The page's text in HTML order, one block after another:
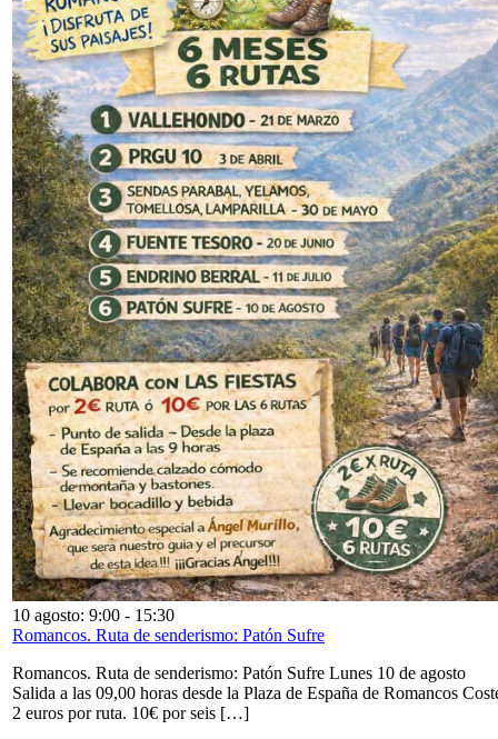
10 agosto: 9:00 - 15:30
Romancos. Ruta de senderismo: Patón Sufre
Romancos. Ruta de senderismo: Patón Sufre Lunes 10 de agosto
Salida a las 09,00 horas desde la Plaza de España de Romancos
2 euros por ruta. 10€ por seis […]